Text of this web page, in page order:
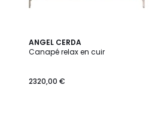
ANGEL CERDA
Canapé relax en cuir
2320,00 €